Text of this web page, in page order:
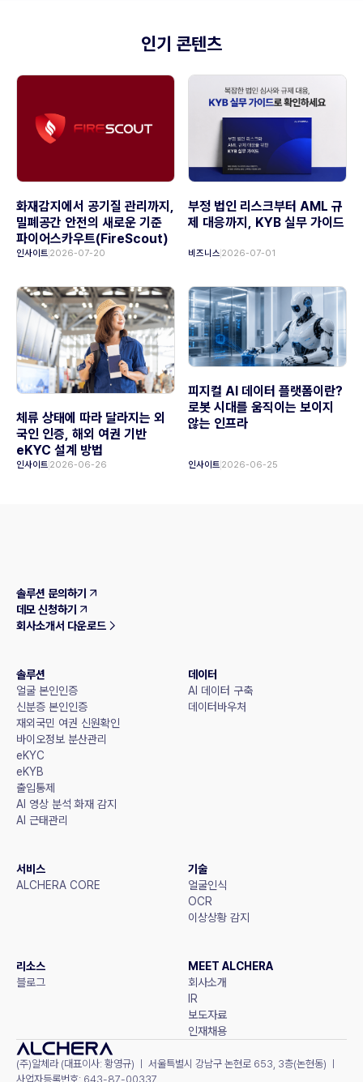
인기 콘텐츠
화재감지에서 공기질 관리까지,
밀폐공간 안전의 새로운 기준
파이어스카우트(FireScout)
인사이트 2026-07-20
부정 법인 리스크부터 AML 규
제 대응까지, KYB 실무 가이드
비즈니스 2026-07-01
체류 상태에 따라 달라지는 외
국인 인증, 해외 여권 기반
eKYC 설계 방법
인사이트 2026-06-26
피지컬 AI 데이터 플랫폼이란?
로봇 시대를 움직이는 보이지
않는 인프라
인사이트 2026-06-25
솔루션 문의하기
데모 신청하기
회사소개서 다운로드
솔루션
얼굴 본인인증
신분증 본인인증
재외국민 여권 신원확인
바이오정보 분산관리
eKYC
eKYB
출입통제
AI 영상 분석 화재 감지
AI 근태관리
데이터
AI 데이터 구축
데이터바우처
서비스
ALCHERA CORE
기술
얼굴인식
OCR
이상상황 감지
리소스
블로그
MEET ALCHERA
회사소개
IR
보도자료
인재채용
(주)알체라 (대표이사: 황영규) ㅣ 서울특별시 강남구 논현로 653, 3층(논현동) ㅣ
사업자등록번호: 643-87-00337